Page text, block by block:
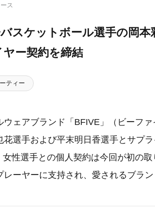
ス
スケットボール選手の岡本
ー契約を締結
ティー
ウェアブランド「BFIVE」（ビーフ
花選手および平末明日香選手とサプ
性選手との個人契約は今回が初の
レーヤーに支持され、愛されるブラン